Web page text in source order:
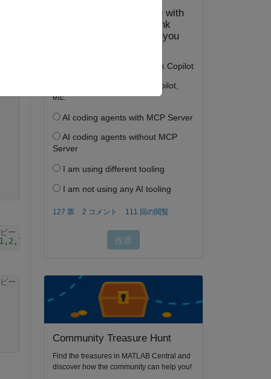
ー
ー
Community Treasure Hunt
Find the treasures in MATLAB Central and
discover how the community can help you!